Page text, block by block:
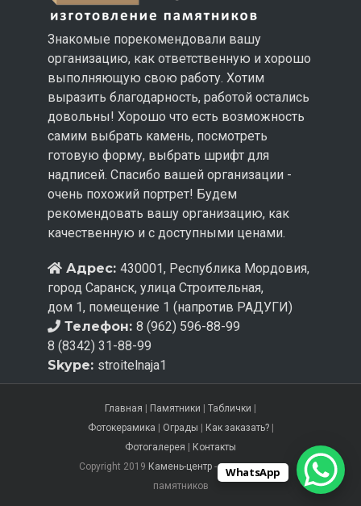
Знакомые порекомендовали вашу
организацию, как ответственную и хорошо
выполняющую свою работу. Хотим
выразить благодарность, работой остались
довольны! Хорошо что есть возможность
самим выбрать камень, посмотреть
готовую форму, выбрать шрифт для
надписей. Спасибо вашей организации -
очень похожий портрет! Будем
рекомендовать вашу организацию, как
качественную и с доступными ценами.
Адрес: 430001, Республика Мордовия,
город Саранск, улица Строительная,
дом 1, помещение 1 (напротив РАДУГИ)
Телефон: 8 (962) 596-88-99
8 (8342) 31-88-99
Skype: stroitelnaja1
Главная Памятники Таблички
Фотокерамика
Ограды Как заказать?|
Фотогалерея
Контакты
Copyright 2019 Камень-центр- изготовление
памятников
WhatsApp